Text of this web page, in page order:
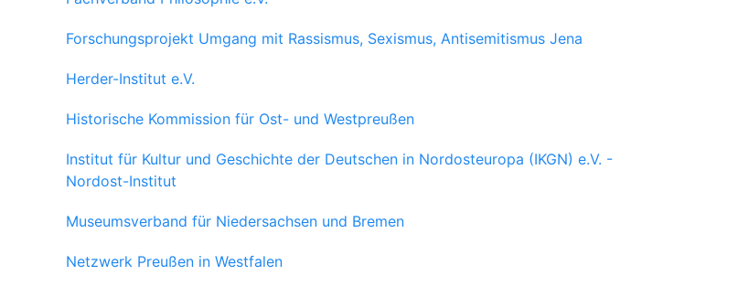
Forschungsprojekt Umgang mit Rassismus, Sexismus, Antisemitismus Jena
Herder-Institut e.V.
Historische Kommission für Ost- und Westpreußen
Institut für Kultur und Geschichte der Deutschen in Nordosteuropa (IKGN) e.V. -
Nordost-Institut
Museumsverband für Niedersachsen und Bremen
Netzwerk Preußen in Westfalen